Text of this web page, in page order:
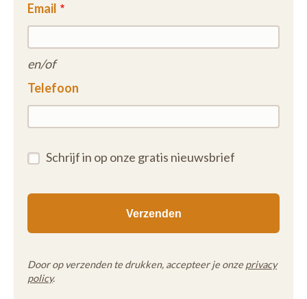
Email
en/of
Telefoon
Schrijf in op onze gratis nieuwsbrief
Door op verzenden te drukken, accepteer je onze privacy
policy.